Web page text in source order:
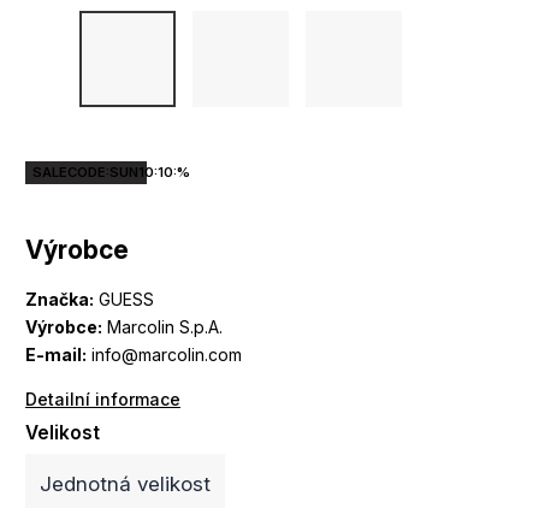
Výrobce
Značka: GUESS
Výrobce: Marcolin S.p.A.
E-mail: info@marcolin.com
Detailní informace
SALECODE:SUN10:10:%
Velikost
Jednotná velikost